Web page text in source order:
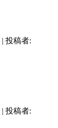
| 投稿者:
| 投稿者: